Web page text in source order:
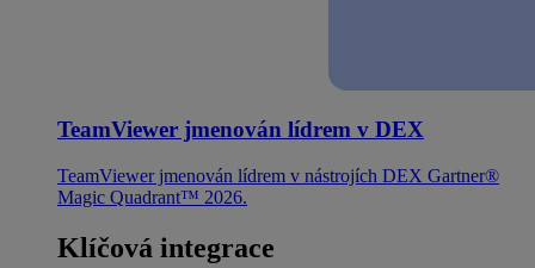
TeamViewer jmenován lídrem v DEX
TeamViewer jmenován lídrem v nástrojích DEX Gartner®
Magic Quadrant™ 2026.
Klíčová integrace